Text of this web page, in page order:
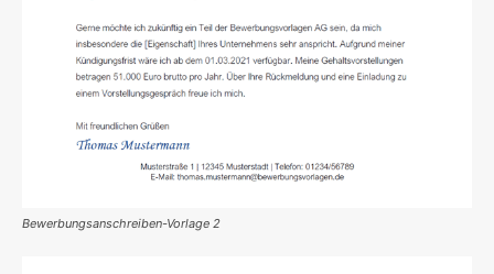
Bewerbungsanschreiben-Vorlage 2